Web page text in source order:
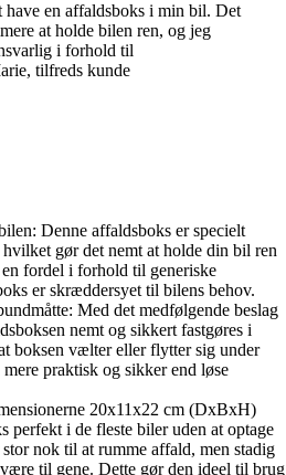
have en affaldsboks i min bil. Det
at holde bilen ren, og jeg
i forhold til
tilfreds kunde
Denne affaldsboks er specielt
gør det nemt at holde din bil ren
fordel i forhold til generiske
er skræddersyet til bilens behov.
Med det medfølgende beslag
nemt og sikkert fastgøres i
boksen vælter eller flytter sig under
praktisk og sikker end løse
20x11x22 cm (DxBxH)
perfekt i de fleste biler uden at optage
nok til at rumme affald, men stadig
til gene. Dette gør den ideel til brug